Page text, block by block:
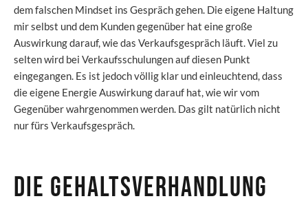
dem falschen Mindset ins Gespräch gehen. Die eigene Haltung
mir selbst und dem Kunden gegenüber hat eine große
Auswirkung darauf, wie das Verkaufsgespräch läuft. Viel zu
selten wird bei Verkaufsschulungen auf diesen Punkt
eingegangen. Es ist jedoch völlig klar und einleuchtend, dass
die eigene Energie Auswirkung darauf hat, wie wir vom
Gegenüber wahrgenommen werden. Das gilt natürlich nicht
nur fürs Verkaufsgespräch.
Die Gehaltsverhandlung